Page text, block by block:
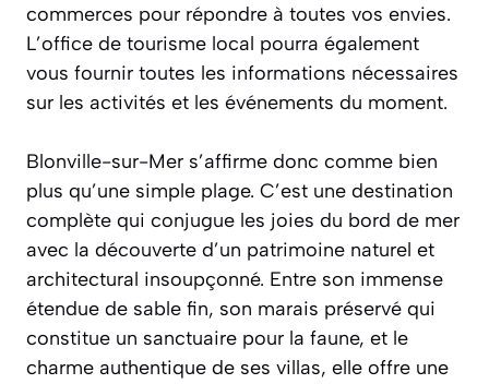
commerces pour répondre à toutes vos envies.
L’office de tourisme local pourra également
vous fournir toutes les informations nécessaires
sur les activités et les événements du moment.
Blonville-sur-Mer s’affirme donc comme bien
plus qu’une simple plage. C’est une destination
complète qui conjugue les joies du bord de mer
avec la découverte d’un patrimoine naturel et
architectural insoupçonné. Entre son immense
étendue de sable fin, son marais préservé qui
constitue un sanctuaire pour la faune, et le
charme authentique de ses villas, elle offre une